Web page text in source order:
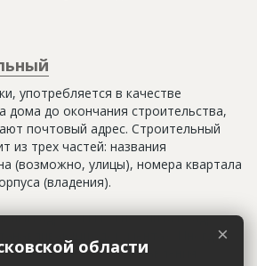
употребляется в качестве
дома до окончания строительства,
почтовый адрес. Строительный
из трех частей: названия
(возможно, улицы), номера квартала
(владения).
адресом можно считать адрес,
документах. Иногда
делают свои добавления
×
области